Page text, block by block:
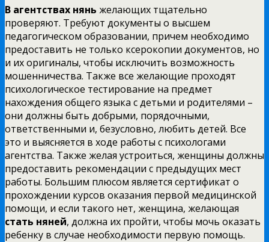
В агентствах нянь желающих тщательно
проверяют. Требуют документы о высшем
педагогическом образовании, причем необходимо
предоставить не только ксерокопии документов, но
и их оригиналы, чтобы исключить возможность
мошенничества. Также все желающие проходят
психологическое тестирование на предмет
нахождения общего языка с детьми и родителями –
они должны быть добрыми, порядочными,
ответственными и, безусловно, любить детей. Все
это и выясняется в ходе работы с психологами
агентства. Также желая устроиться, женщины должны
предоставить рекомендации с предыдущих мест
работы. Большим плюсом является сертификат о
прохождении курсов оказания первой медицинской
помощи, и если такого нет, женщина, желающая
стать няней, должна их пройти, чтобы мочь оказать
ребенку в случае необходимости первую помощь.